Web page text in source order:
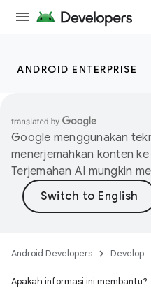
ANDROID ENTERPRISE
Google menggunakan
menerjemahkan konten
Terjemahan AI mungkin
Android Developers Develop
Apakah informasi ini membantu?